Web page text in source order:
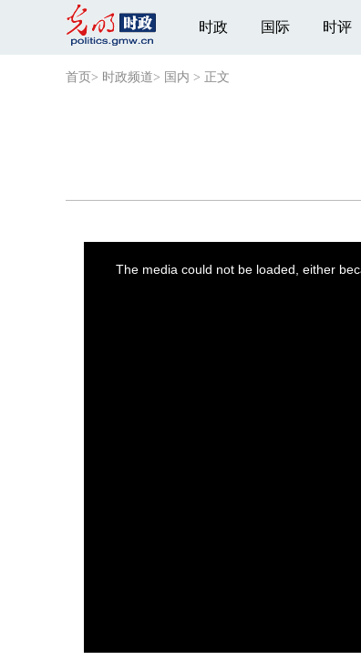
时政 国际 时评
首页 > 时政频道> 国内 > 正文
The media could not be loaded, either